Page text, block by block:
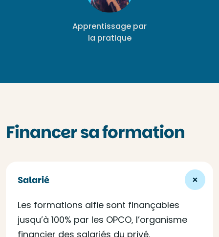
Apprentissage par
la pratique
Financer sa formation
Salarié
Les formations alfie sont finançables
jusqu’à 100% par les OPCO, l’organisme
financier des salariés du privé.